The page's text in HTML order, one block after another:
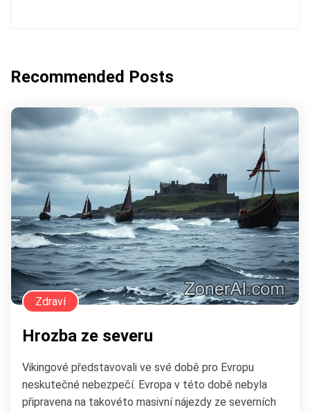
Recommended Posts
Zdraví
Hrozba ze severu
Vikingové představovali ve své době pro Evropu
neskutečné nebezpečí. Evropa v této době nebyla
připravena na takovéto masivní nájezdy ze severních